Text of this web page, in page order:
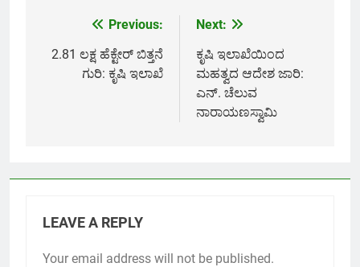
navigation
Previous:
2.81 ಲಕ್ಷ ಹೆಕ್ಟೇರ್ ಬಿತ್ತನೆ
ಗುರಿ: ಕೃಷಿ ಇಲಾಖೆ
Next:
ಕೃಷಿ ಇಲಾಖೆಯಿಂದ
ಮಹತ್ವದ ಆದೇಶ ಜಾರಿ:
ಎನ್. ಚೆಲುವ
ನಾರಾಯಣಸ್ವಾಮಿ
LEAVE A REPLY
Your email address will not be published.